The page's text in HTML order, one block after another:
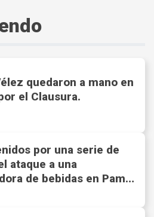
quedaron a mano en
el Clausura.
por una serie de
ataque a una
de bebidas en Pampa